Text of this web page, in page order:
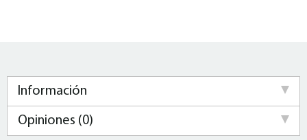
Información
Opiniones (0)